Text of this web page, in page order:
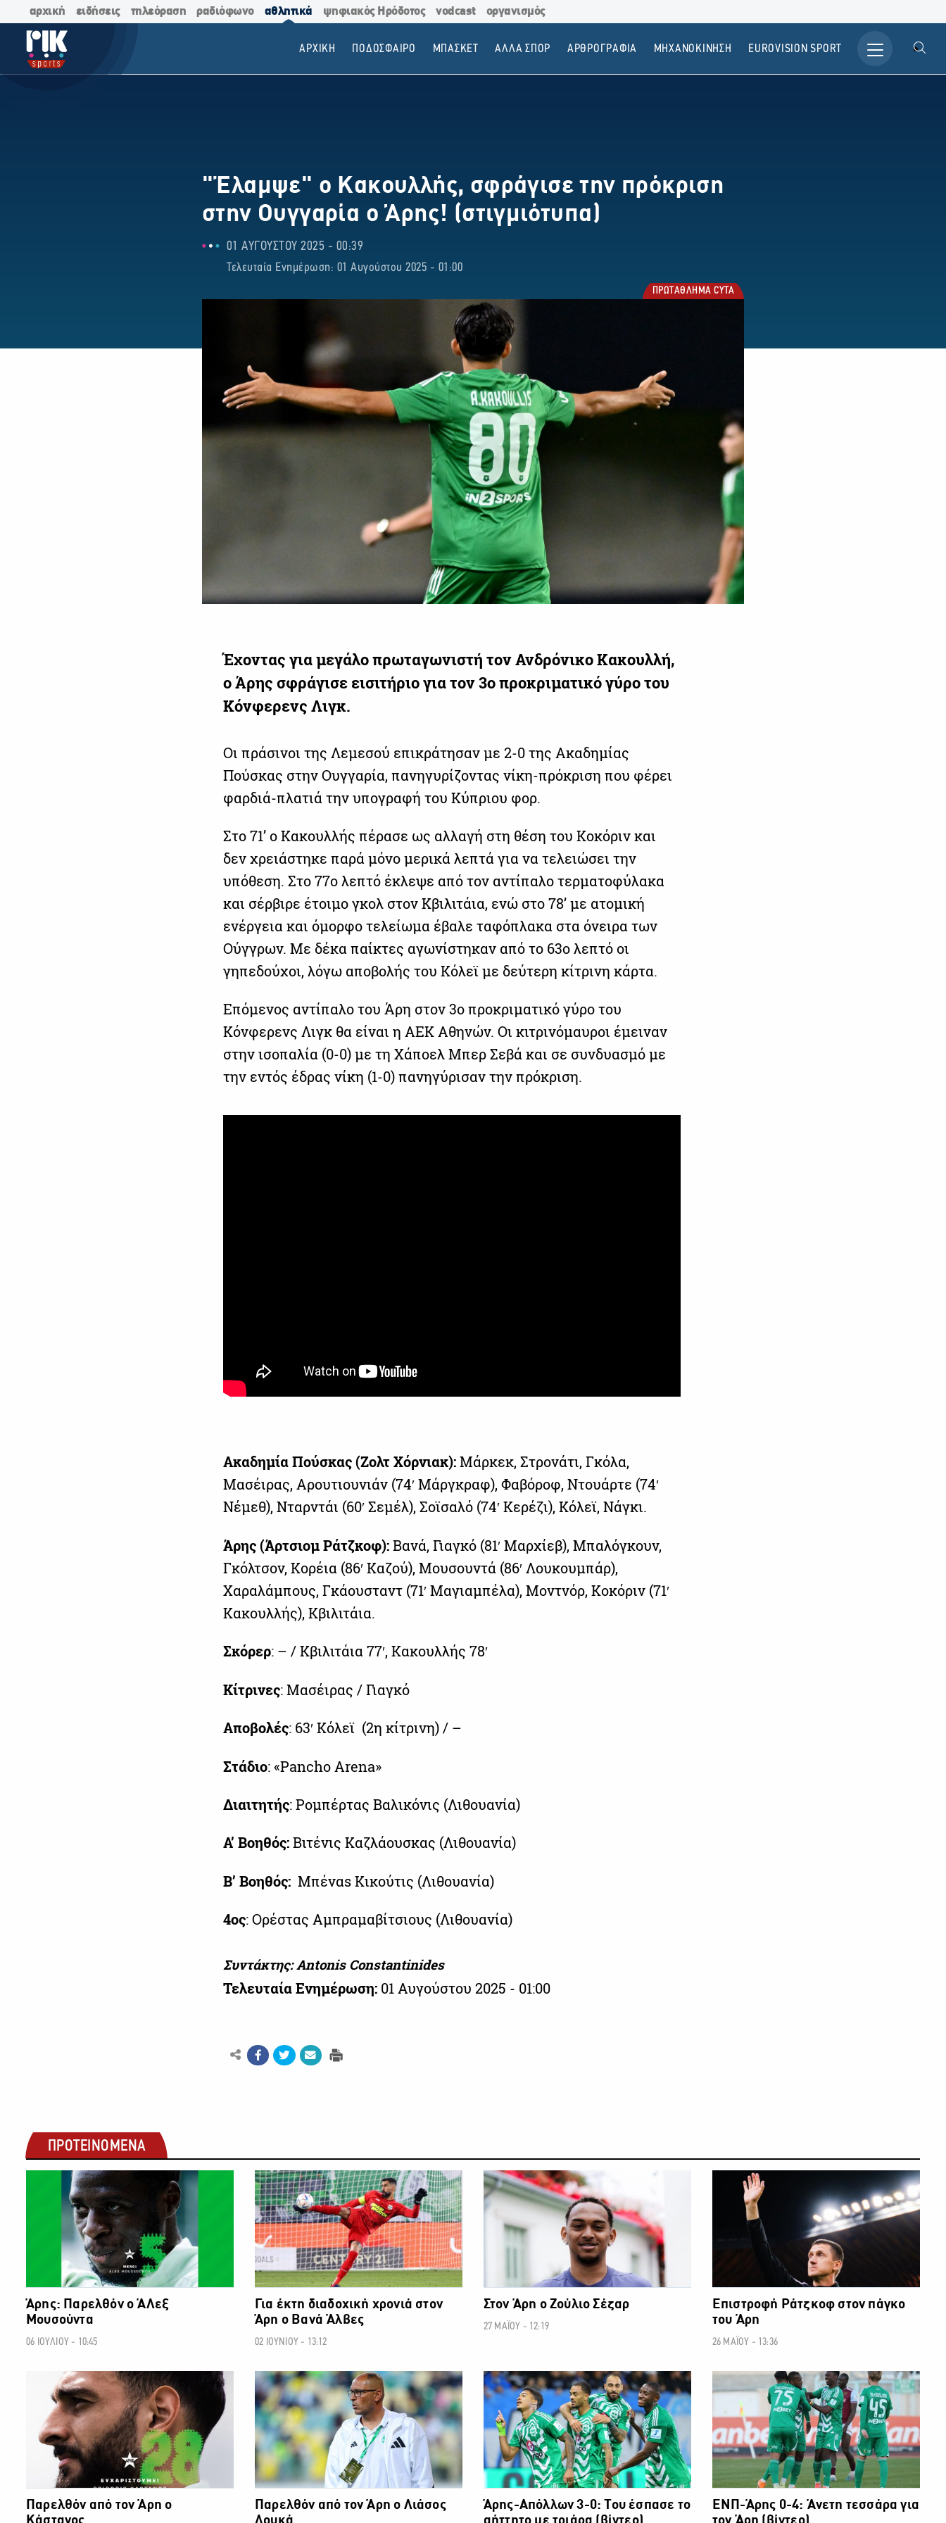
αρχική ειδήσεις τηλεόραση ραδιόφωνο αθλητικά ψηφιακός Ηρόδοτος vodcast οργανισμός
ΑΡΧΙΚΗ ΠΟΔΟΣΦΑΙΡΟ ΜΠΑΣΚΕΤ ΑΛΛΑ ΣΠΟΡ ΑΡΘΡΟΓΡΑΦΙΑ ΜΗΧΑΝΟΚΙΝΗΣΗ ΕUROVISION SPORT
"Έλαμψε" ο Κακουλλής, σφράγισε την πρόκριση
στην Ουγγαρία ο Άρης! (στιγμιότυπα)
01 ΑΥΓΟΥΣΤΟΥ 2025 - 00:39
Τελευταία Ενημέρωση: 01 Αυγούστου 2025 - 01:00
ΠΡΩΤΑΘΛΗΜΑ CYTA
Έχοντας για μεγάλο πρωταγωνιστή τον Ανδρόνικο Κακουλλή,
ο Άρης σφράγισε εισιτήριο για τον 3ο προκριματικό γύρο του
Κόνφερενς Λιγκ.
Οι πράσινοι της Λεμεσού επικράτησαν με 2-0 της Ακαδημίας
Πούσκας στην Ουγγαρία, πανηγυρίζοντας νίκη-πρόκριση που φέρει
φαρδιά-πλατιά την υπογραφή του Κύπριου φορ.
Στο 71’ ο Κακουλλής πέρασε ως αλλαγή στη θέση του Κοκόριν και
δεν χρειάστηκε παρά μόνο μερικά λεπτά για να τελειώσει την
υπόθεση. Στο 77ο λεπτό έκλεψε από τον αντίπαλο τερματοφύλακα
και σέρβιρε έτοιμο γκολ στον Κβιλιτάια, ενώ στο 78’ με ατομική
ενέργεια και όμορφο τελείωμα έβαλε ταφόπλακα στα όνειρα των
Ούγγρων. Με δέκα παίκτες αγωνίστηκαν από το 63ο λεπτό οι
γηπεδούχοι, λόγω αποβολής του Κόλεϊ με δεύτερη κίτρινη κάρτα.
Επόμενος αντίπαλο του Άρη στον 3ο προκριματικό γύρο του
Κόνφερενς Λιγκ θα είναι η ΑΕΚ Αθηνών. Οι κιτρινόμαυροι έμειναν
στην ισοπαλία (0-0) με τη Χάποελ Μπερ Σεβά και σε συνδυασμό με
την εντός έδρας νίκη (1-0) πανηγύρισαν την πρόκριση.
Ακαδημία Πούσκας (Ζολτ Χόρνιακ):Μάρκεκ, Στρονάτι, Γκόλα,
Μασέιρας, Αρουτιουνιάν (74′ Μάργκραφ), Φαβόροφ, Ντουάρτε (74′
Νέμεθ), Νταρντάι (60′ Σεμέλ), Σοϊσαλό (74′ Κερέζι), Κόλεϊ, Νάγκι.
Άρης (Άρτσιομ Ράτζκοφ):Βανά, Γιαγκό (81′ Μαρχίεβ), Μπαλόγκουν,
Γκόλτσον, Κορέια (86′ Καζού), Μουσουντά (86′ Λουκουμπάρ),
Χαραλάμπους, Γκάουσταντ (71′ Μαγιαμπέλα), Μοντνόρ, Κοκόριν (71′
Κακουλλής), Κβιλιτάια.
Σκόρερ: – / Κβιλιτάια 77′, Κακουλλής 78′
Κίτρινες: Μασέιρας / Γιαγκό
Αποβολές: 63′ Κόλεϊ (2η κίτρινη) / –
Στάδιο: «Pancho Arena»
Διαιτητής: Ρομπέρτας Βαλικόνις (Λιθουανία)
Α’ Βοηθός:Βιτένις Καζλάουσκας (Λιθουανία)
Β’ Βοηθός: Μπέναs Κικούτις (Λιθουανία)
4ος: Ορέστας Αμπραμαβίτσιους (Λιθουανία)
Συντάκτης: Antonis Constantinides
Τελευταία Ενημέρωση: 01 Αυγούστου 2025 - 01:00
ΠΡΟΤΕΙΝΟΜΕΝΑ
ΠΡΩΤΑΘΛΗΜΑ CYTA
Άρης: Παρελθόν ο ΆΛεξ
Μουσούντα
06 ΙΟΥΛΙΟΥ - 10:45
ΠΡΩΤΑΘΛΗΜΑ CYTA
Για έκτη διαδοχική χρονιά στον
Άρη ο Βανά Άλβες
02 ΙΟΥΝΙΟΥ - 13:12
ΠΡΩΤΑΘΛΗΜΑ CYTA
Στον Άρη ο Ζούλιο Σέζαρ
27 ΜΑΪΟΥ - 12:19
ΠΡΩΤΑΘΛΗΜΑ CYTA
Επιστροφή Ράτζκοφ στον πάγκο
του Άρη
26 ΜΑΪΟΥ - 13:36
ΠΡΩΤΑΘΛΗΜΑ CYTA
Παρελθόν από τον Άρη ο
ΠΡΩΤΑΘΛΗΜΑ CYTA
Παρελθόν από τον Άρη ο Λιάσος
ΠΡΩΤΑΘΛΗΜΑ CYTA
Άρης-Απόλλων 3-0: Του έσπασε το
ΠΡΩΤΑΘΛΗΜΑ CYTA
ΕΝΠ-Άρης 0-4: Άνετη τεσσάρα για